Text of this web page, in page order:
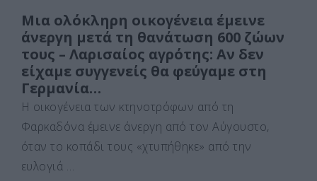
Μια ολόκληρη οικογένεια έμεινε
άνεργη μετά τη θανάτωση 600 ζώων
τους – Λαρισαίος αγρότης: Αν δεν
είχαμε συγγενείς θα φεύγαμε στη
Γερμανία…
Η οικογένεια των κτηνοτρόφων από τη
Φαρκαδόνα έμεινε άνεργη από τον Αύγουστο,
όταν το κοπάδι τους «χτυπήθηκε» από την
ευλογιά …